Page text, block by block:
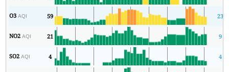
O3AQI 59 23
NO2AQI 21 9
SO2AQI 4 4